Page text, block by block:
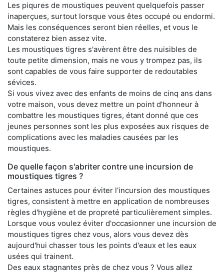
Les piqures de moustiques peuvent quelquefois passer
inaperçues, surtout lorsque vous êtes occupé ou endormi.
Mais les conséquences seront bien réelles, et vous le
constaterez bien assez vite.
Les moustiques tigres s'avèrent être des nuisibles de
toute petite dimension, mais ne vous y trompez pas, ils
sont capables de vous faire supporter de redoutables
sévices.
Si vous vivez avec des enfants de moins de cinq ans dans
votre maison, vous devez mettre un point d'honneur à
combattre les moustiques tigres, étant donné que ces
jeunes personnes sont les plus exposées aux risques de
complications avec les maladies causées par les
moustiques.
De quelle façon s'abriter contre une incursion de
moustiques tigres ?
Certaines astuces pour éviter l'incursion des moustiques
tigres, consistent à mettre en application de nombreuses
règles d'hygiène et de propreté particulièrement simples.
Lorsque vous voulez éviter d'occasionner une incursion de
moustiques tigres chez vous, alors vous devez dès
aujourd'hui chasser tous les points d'eaux et les eaux
usées qui trainent.
Des eaux stagnantes près de chez vous ? Vous allez